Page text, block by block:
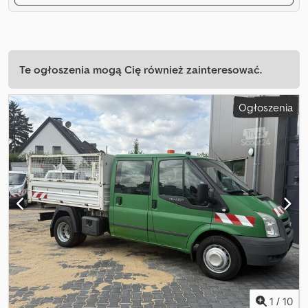
Te ogłoszenia mogą Cię również zainteresować.
Ogłoszenia
1 / 10